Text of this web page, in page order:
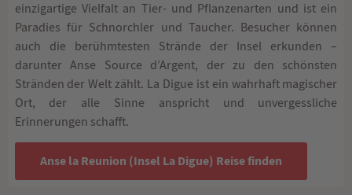
einzigartige Vielfalt an Tier- und Pflanzenarten und ist ein
Paradies für Schnorchler und Taucher. Besucher können
auch die berühmtesten Strände der Insel erkunden –
darunter Anse Source d’Argent, der zu den schönsten
Stränden der Welt zählt. La Digue ist ein wahrhaft magischer
Ort, der alle Sinne anspricht und unvergessliche
Erinnerungen schafft.
Anse la Reunion (Insel La Digue) Reise finden